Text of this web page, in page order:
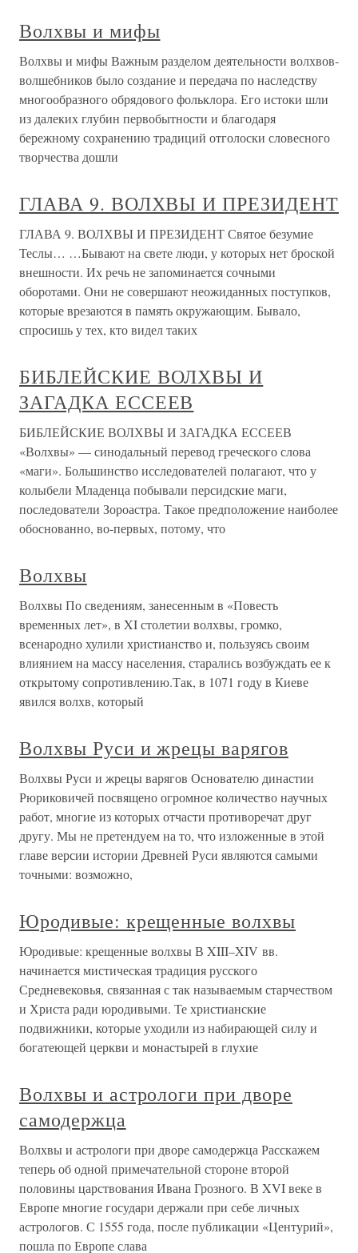
Волхвы и мифы
Волхвы и мифы Важным разделом деятельности волхвов-
волшебников было создание и передача по наследству
многообразного обрядового фольклора. Его истоки шли
из далеких глубин первобытности и благодаря
бережному сохранению традиций отголоски словесного
творчества дошли
ГЛАВА 9. ВОЛХВЫ И ПРЕЗИДЕНТ
ГЛАВА 9. ВОЛХВЫ И ПРЕЗИДЕНТ Святое безумие
Теслы… …Бывают на свете люди, у которых нет броской
внешности. Их речь не запоминается сочными
оборотами. Они не совершают неожиданных поступков,
которые врезаются в память окружающим. Бывало,
спросишь у тех, кто видел таких
БИБЛЕЙСКИЕ ВОЛХВЫ И
ЗАГАДКА ЕССЕЕВ
БИБЛЕЙСКИЕ ВОЛХВЫ И ЗАГАДКА ЕССЕЕВ
«Волхвы» — синодальный перевод греческого слова
«маги». Большинство исследователей полагают, что у
колыбели Младенца побывали персидские маги,
последователи Зороастра. Такое предположение наиболее
обоснованно, во-первых, потому, что
Волхвы
Волхвы По сведениям, занесенным в «Повесть
временных лет», в XI столетии волхвы, громко,
всенародно хулили христианство и, пользуясь своим
влиянием на массу населения, старались возбуждать ее к
открытому сопротивлению.Так, в 1071 году в Киеве
явился волхв, который
Волхвы Руси и жрецы варягов
Волхвы Руси и жрецы варягов Основателю династии
Рюриковичей посвящено огромное количество научных
работ, многие из которых отчасти противоречат друг
другу. Мы не претендуем на то, что изложенные в этой
главе версии истории Древней Руси являются самыми
точными: возможно,
Юродивые: крещенные волхвы
Юродивые: крещенные волхвы В XIII–XIV вв.
начинается мистическая традиция русского
Средневековья, связанная с так называемым старчеством
и Христа ради юродивыми. Те христианские
подвижники, которые уходили из набирающей силу и
богатеющей церкви и монастырей в глухие
Волхвы и астрологи при дворе
самодержца
Волхвы и астрологи при дворе самодержца Расскажем
теперь об одной примечательной стороне второй
половины царствования Ивана Грозного. В XVI веке в
Европе многие государи держали при себе личных
астрологов. С 1555 года, после публикации «Центурий»,
пошла по Европе слава